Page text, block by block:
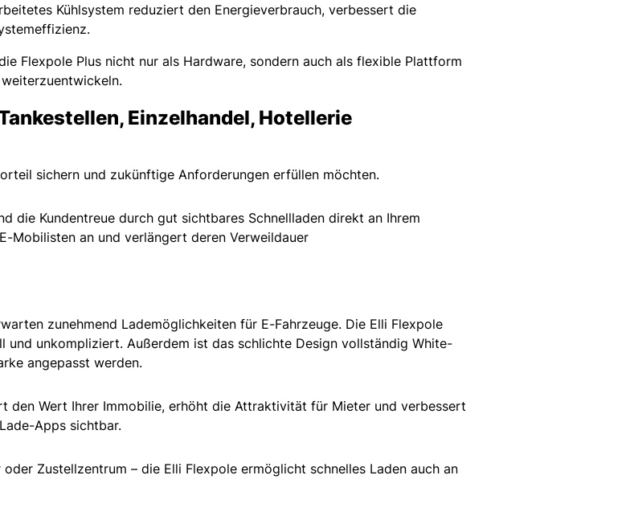
Kühlsystem reduziert den Energieverbrauch, verbessert die
Flexpole Plus nicht nur als Hardware, sondern auch als flexible Plattform
Einzelhandel, Hotellerie
sichern und zukünftige Anforderungen erfüllen möchten.
die Kundentreue durch gut sichtbares Schnellladen direkt an Ihrem
Mobilisten an und verlängert deren Verweildauer
zunehmend Lademöglichkeiten für E-Fahrzeuge. Die Elli Flexpole
und unkompliziert. Außerdem ist das schlichte Design vollständig White-
angepasst werden.
den Wert Ihrer Immobilie, erhöht die Attraktivität für Mieter und verbessert
Apps sichtbar.
Zustellzentrum – die Elli Flexpole ermöglicht schnelles Laden auch an